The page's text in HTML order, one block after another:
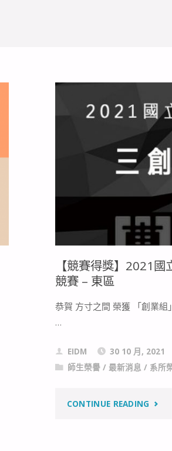
【競賽得獎】2021
競賽 – 東區
恭賀 方寸之間 榮獲 「創業
…
EIDM
30 10 月, 2021
師生榮譽 / 最新消息 / 系所
CONTINUE READING "【競